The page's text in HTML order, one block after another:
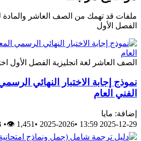
ملفات قد تهمك من الصف العاشر والمادة
الفصل الأول
الصف العاشر لغة انجليزية الفصل الأول
نموذج إجابة الاختبار النهائي
الفني العام
إضافة: مايا
2025-12-29 13:59
•
2025-2026
•
•👁 1,451